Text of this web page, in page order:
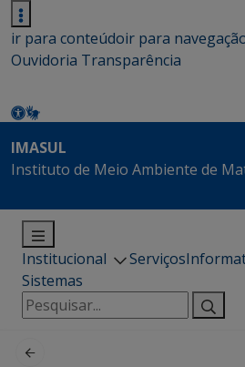
ir para conteúdoir para
Ouvidoria Transparência
IMASUL
Instituto de Meio Ambiente de
Institucional Serviços
Sistemas
Pesquisar
por: